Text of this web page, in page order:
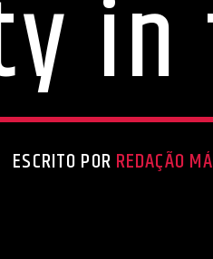
ESCRITO POR REDAÇÃO